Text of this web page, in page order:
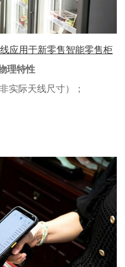
应用于新零售智能零售柜
理特性
实际天线尺寸）；